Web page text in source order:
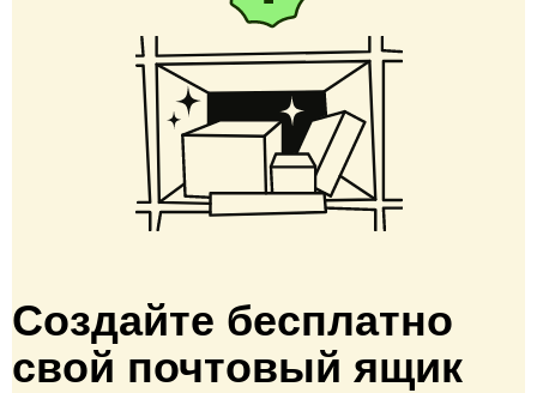
Создайте бесплатно
свой почтовый ящик